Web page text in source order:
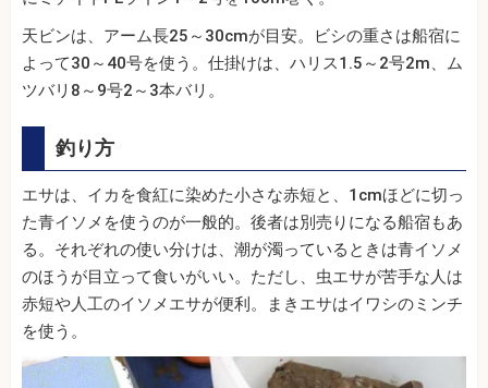
天ビンは、アーム長25～30cmが目安。ビシの重さは船宿に
よって30～40号を使う。仕掛けは、ハリス1.5～2号2m、ム
ツバリ8～9号2～3本バリ。
釣り方
エサは、イカを食紅に染めた小さな赤短と、1cmほどに切っ
た青イソメを使うのが一般的。後者は別売りになる船宿もあ
る。それぞれの使い分けは、潮が濁っているときは青イソメ
のほうが目立って食いがいい。ただし、虫エサが苦手な人は
赤短や人工のイソメエサが便利。まきエサはイワシのミンチ
を使う。